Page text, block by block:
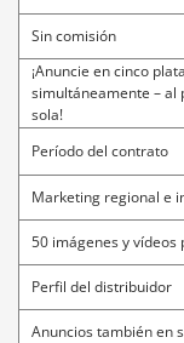
Así despierta el
potenciales y
Premium
Aparición
en nuestro sitio
encontrarán un
como
empresa.
Sin comisión
¡Anuncie en cinco
simultáneamente – al
sola!
Período del contrato
Marketing regional e
50 imágenes y vídeos
Perfil del distribuidor
Anuncios también en